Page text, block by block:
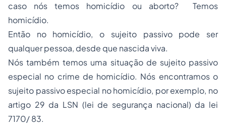
caso nós temos homicídio ou aborto? Temos
homicídio.
Então no homicídio, o sujeito passivo pode ser
qualquer pessoa, desde que nascida viva.
Nós também temos uma situação de sujeito passivo
especial no crime de homicídio. Nós encontramos o
sujeito passivo especial no homicídio, por exemplo, no
artigo 29 da LSN (lei de segurança nacional) da lei
7170/ 83.